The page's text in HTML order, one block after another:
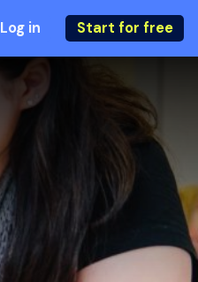
Log in Start for free